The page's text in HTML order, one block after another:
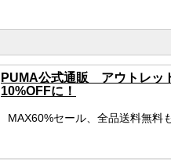
PUMA公式通販 アウトレッ
10%OFFに！
MAX60%セール、全品送料無料